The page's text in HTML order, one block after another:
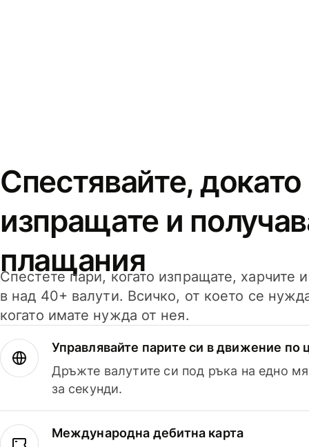
Спестявайте,
изпращате и
плащания
Спестете пари, когато изпращате, харчите
в над 40+ валути. Всичко, от което се
когато имате нужда от нея.
Управлявайте парите си в движение по
Дръжте валутите си под ръка на едно
за секунди.
Международна дебитна карта